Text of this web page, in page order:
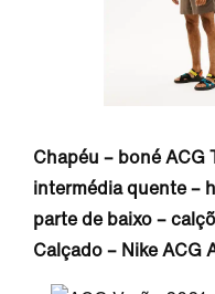
Chapéu – boné ACG
intermédia quente –
parte de baixo –
Calçado – Nike ACG